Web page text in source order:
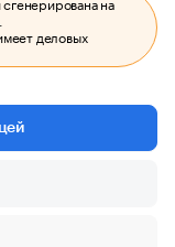
деловых